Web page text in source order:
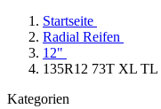
Startseite
Radial Reifen
12"
135R12 73T XL TL
Kategorien